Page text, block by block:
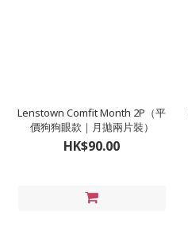
Lenstown Comfit Month 2P（平
價狗狗眼款｜月拋兩片裝）
HK$90.00